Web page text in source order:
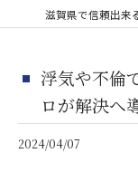
浮気や不倫
ロが解決へ
2024/04/07